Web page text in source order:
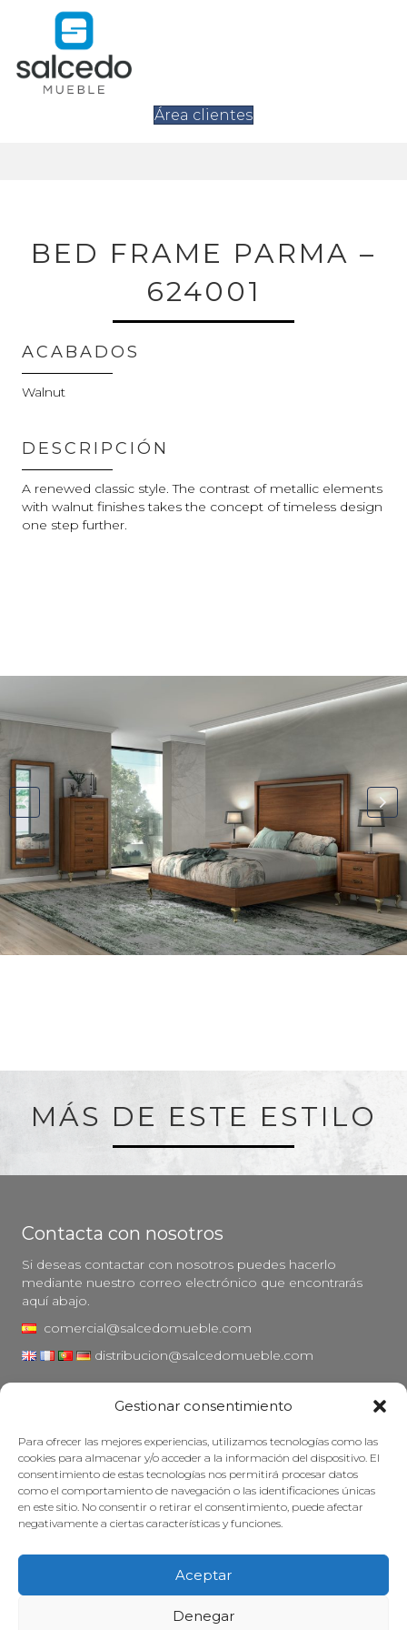
Gestionar consentimiento
Para ofrecer las mejores experiencias, utilizamos tecnologías como las
cookies para almacenar y/o acceder a la información del dispositivo. El
consentimiento de estas tecnologías nos permitirá procesar datos
como el comportamiento de navegación o las identificaciones únicas
en este sitio. No consentir o retirar el consentimiento, puede afectar
negativamente a ciertas características y funciones.
Aceptar
Denegar
Área clientes
BED FRAME PARMA –
624001
ACABADOS
Walnut
DESCRIPCIÓN
A renewed classic style. The contrast of metallic elements
with walnut finishes takes the concept of timeless design
one step further.
MÁS DE ESTE ESTILO
Contacta con nosotros
Si deseas contactar con nosotros puedes hacerlo
mediante nuestro correo electrónico que encontrarás
aquí abajo.
comercial@salcedomueble.com
distribucion@salcedomueble.com
Aviso legal
Política de privacidad
Política de cookies
Mantener su mueble
Subvenciones